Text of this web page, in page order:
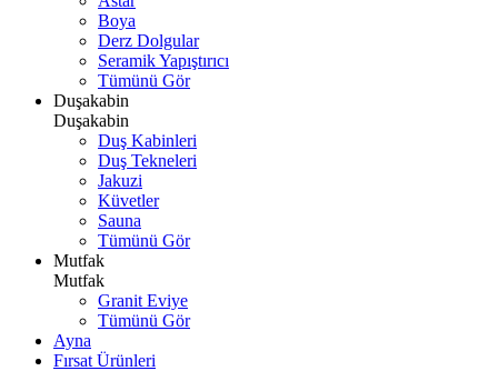
Boya
Derz Dolgular
Seramik Yapıştırıcı
Tümünü Gör
Duşakabin
Duşakabin
Duş Kabinleri
Duş Tekneleri
Jakuzi
Küvetler
Sauna
Tümünü Gör
Mutfak
Mutfak
Granit Eviye
Tümünü Gör
Ayna
Fırsat Ürünleri